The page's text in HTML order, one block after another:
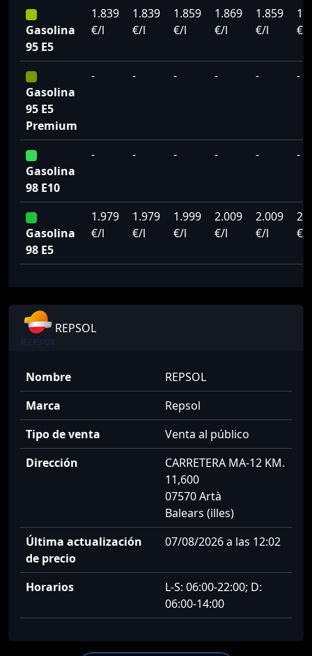
Gasolina
95 E5
1.839
€/l
1.839
€/l
1.859
€/l
1.869
€/l
1.859
€/l
€/l
Gasolina
95 E5
Premium
- - - - - -
Gasolina
98 E10
- - - - - -
Gasolina
98 E5
1.979
€/l
1.979
€/l
1.999
€/l
2.009
€/l
2.009
€/l
€/l
REPSOL
Nombre
REPSOL
Marca
Repsol
Tipo de venta
Venta al público
Dirección
CARRETERA MA-12 KM.
11,600
07570 Artà
Balears (illes)
Última actualización
de precio
07/08/2026 a las 12:02
Horarios
L-S: 06:00-22:00; D:
06:00-14:00